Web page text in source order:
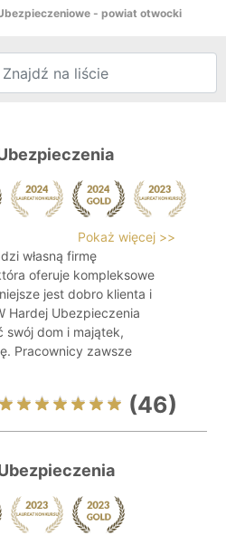
- powiat otwocki
Pokaż więcej >>
własną firmę
oferuje kompleksowe
jest dobro klienta i
Hardej Ubezpieczenia
swój dom i majątek,
Pracownicy zawsze
(46)